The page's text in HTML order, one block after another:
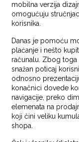
mobilna verzija
omogućuju
korisnika.
Danas je pomoću
plaćanje i nešto
računalu. Zbog toga
snažan poticaj
odnosno
konačnici dovede
navigacije, preko
elemenata na
koji čini veliku
shopa.